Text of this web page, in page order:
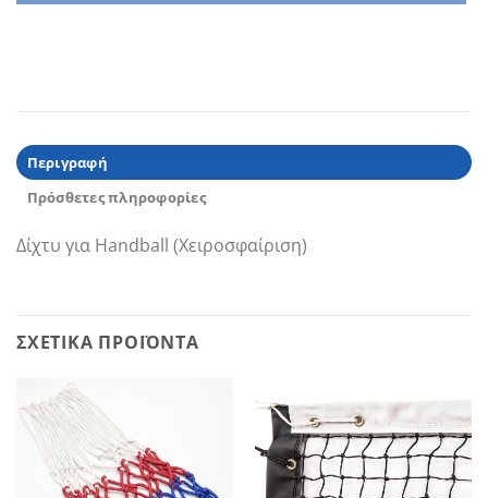
Περιγραφή
Πρόσθετες πληροφορίες
Δίχτυ για Handball (Χειροσφαίριση)
ΣΧΕΤΙΚΆ ΠΡΟΪΌΝΤΑ